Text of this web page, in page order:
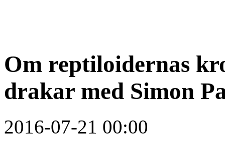
Om reptiloidernas
drakar med Simon
2016-07-21 00:00